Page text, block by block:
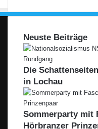
Neuste Beiträge
Die
in Lochau
Sommerparty mit
Hörbranzer